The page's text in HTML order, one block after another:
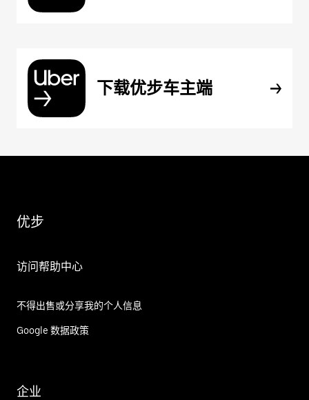
下载优步车主端
优步
访问帮助中心
不得出售或分享我的个人信息
Google 数据政策
企业